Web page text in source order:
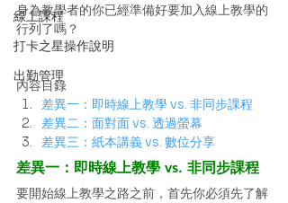
線上課程
打卡之星操作說明
出勤管理
身為教學者的你已經準備好要加入線上教學的
行列了嗎？
內容目錄
差異一：即時線上教學 vs. 非同步課程
差異二：面對面 vs. 透過螢幕
差異三：紙本講義 vs. 數位分享
差異一：即時線上教學 vs. 非同步課程
要開始線上教學之路之前，首先你必須先了解